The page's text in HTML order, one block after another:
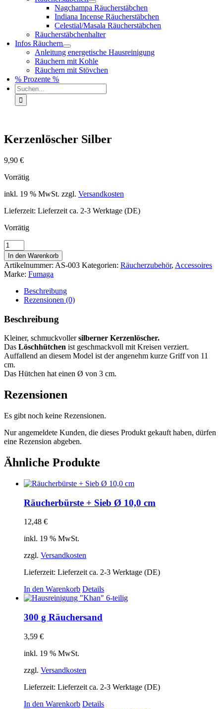
Nagchampa Räucherstäbchen
Indiana Incense Räucherstäbchen
Celestial/Masala Räucherstäbchen
Räucherstäbchenhalter
Infos Räuchern
Anleitung energetische Hausreinigung
Räuchern mit Kohle
Räuchern mit Stövchen
% Prozente %
Suche
nach:
Kerzenlöscher Silber
9,90 €
Vorrätig
inkl. 19 % MwSt. zzgl. Versandkosten
Lieferzeit: Lieferzeit ca. 2-3 Werktage (DE)
Vorrätig
Kerzenlöscher
Silber
Menge
In den Warenkorb
Artikelnummer: AS-003 Kategorien: Räucherzubehör, Accessoires
Marke: Fumaga
Beschreibung
Rezensionen (0)
Beschreibung
Kleiner, schmuckvollersilberner Kerzenlöscher.
Das Löschhütchen ist geschmackvoll mit Kreisen verziert.
Auffallend an diesem Model ist der angenehm kurze Griff von 11
cm.
Das Hütchen hat einen Ø von 3 cm.
Rezensionen
Es gibt noch keine Rezensionen.
Nur angemeldete Kunden, die dieses Produkt gekauft haben, dürfen
eine Rezension abgeben.
Ähnliche Produkte
Räucherbürste + Sieb Ø 10,0 cm
12,48 €
inkl. 19 % MwSt.
zzgl. Versandkosten
Lieferzeit: Lieferzeit ca. 2-3 Werktage (DE)
In den Warenkorb Details
300 g Räuchersand
3,59 €
inkl. 19 % MwSt.
zzgl. Versandkosten
Lieferzeit: Lieferzeit ca. 2-3 Werktage (DE)
In den Warenkorb Details